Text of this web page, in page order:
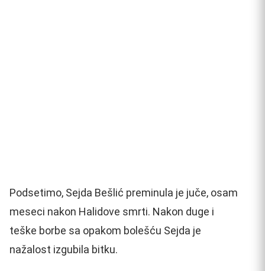
Podsetimo, Sejda Bešlić preminula je juče, osam
meseci nakon Halidove smrti. Nakon duge i
teške borbe sa opakom bolešću Sejda je
nažalost izgubila bitku.